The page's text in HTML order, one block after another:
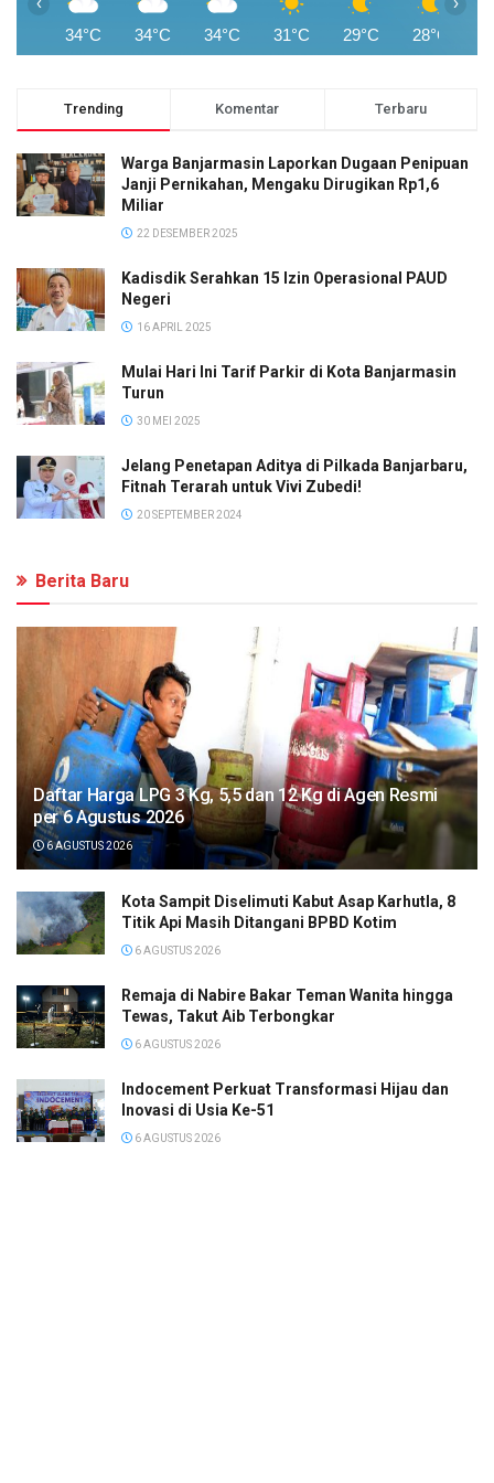
34°C 34°C 34°C 31°C 29°C 28°C
Trending Komentar Terbaru
Warga Banjarmasin Laporkan Dugaan Penipuan
Janji Pernikahan, Mengaku Dirugikan Rp1,6
Miliar
22 DESEMBER 2025
Kadisdik Serahkan 15 Izin Operasional PAUD
Negeri
16 APRIL 2025
Mulai Hari Ini Tarif Parkir di Kota Banjarmasin
Turun
30 MEI 2025
Jelang Penetapan Aditya di Pilkada Banjarbaru,
Fitnah Terarah untuk Vivi Zubedi!
20 SEPTEMBER 2024
Berita Baru
Daftar Harga LPG 3 Kg, 5,5 dan 12 Kg di Agen Resmi
per 6 Agustus 2026
6 AGUSTUS 2026
Kota Sampit Diselimuti Kabut Asap Karhutla, 8
Titik Api Masih Ditangani BPBD Kotim
6 AGUSTUS 2026
Remaja di Nabire Bakar Teman Wanita hingga
Tewas, Takut Aib Terbongkar
6 AGUSTUS 2026
Indocement Perkuat Transformasi Hijau dan
Inovasi di Usia Ke-51
6 AGUSTUS 2026